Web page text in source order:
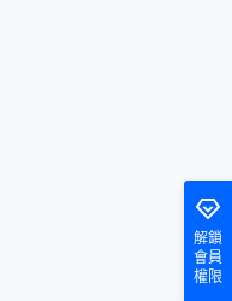
解鎖
會員
權限